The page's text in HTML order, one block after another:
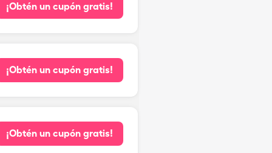
¡Obtén un cupón gratis!
¡Obtén un cupón gratis!
¡Obtén un cupón gratis!